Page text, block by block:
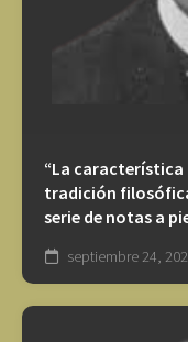
“La característica
tradición
serie de notas a
septiembre 24,